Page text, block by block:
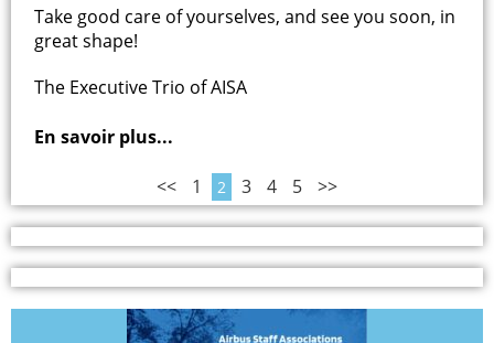
Take good care of yourselves, and see you soon, in
great shape!
The Executive Trio of AISA
En savoir plus...
<< 1 2 3 4 5 >>